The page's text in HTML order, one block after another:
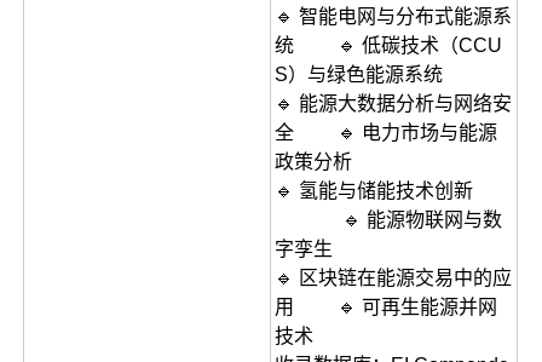
🔹 智能电网与分布式能源系
统 🔹 低碳技术（CCU
S）与绿色能源系统
🔹 能源大数据分析与网络安
全 🔹 电力市场与能源
政策分析
🔹 氢能与储能技术创新
🔹 能源物联网与数
字孪生
🔹 区块链在能源交易中的应
用 🔹 可再生能源并网
技术